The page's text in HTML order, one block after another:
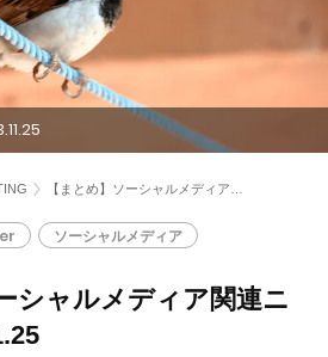
【まとめ】ソーシャルメディア関連ニュース2013.11.25
シャルメディア関連ニ
ソーシャルメディア